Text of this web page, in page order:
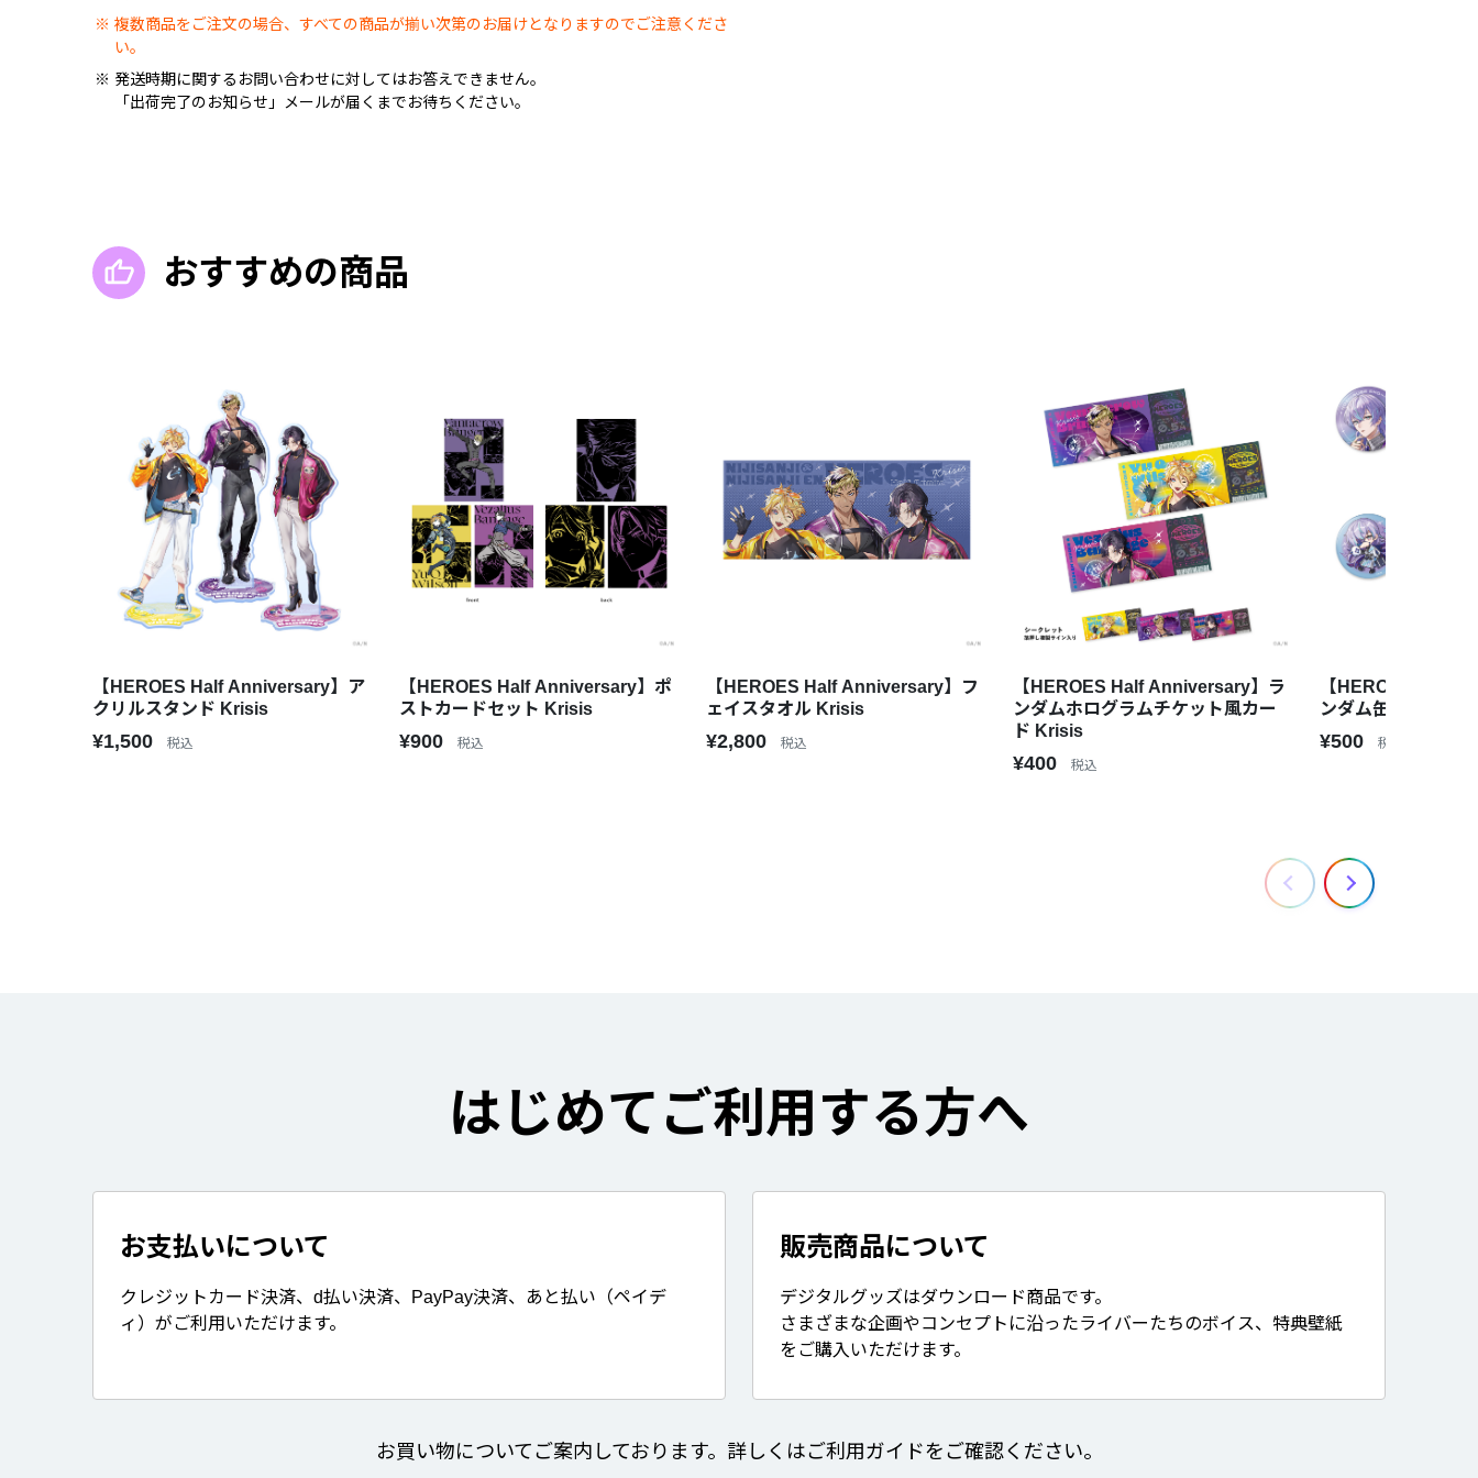
複数商品をご注文の場合、すべての商品が揃い次第のお届けとなりますのでご注意くださ
い。
発送時期に関するお問い合わせに対してはお答えできません。
「出荷完了のお知らせ」メールが届くまでお待ちください。
おすすめの商品
【HEROES Half Anniversary】ア
クリルスタンド Krisis
¥1,500 税込
【HEROES Half Anniversary】ポ
ストカードセット Krisis
¥900 税込
【HEROES Half Anniversary】フ
ェイスタオル Krisis
¥2,800 税込
【HEROES Half Anniversary】ラ
ンダムホログラムチケット風カー
ド Krisis
¥400 税込
【HEROES Half
ンダム缶バッジ
¥500 税込
はじめてご利用する方へ
お支払いについて
クレジットカード決済、d払い決済、PayPay決済、あと払い（ペイデ
ィ）がご利用いただけます。
販売商品について
デジタルグッズはダウンロード商品です。
さまざまな企画やコンセプトに沿ったライバーたちのボイス、特典壁紙
をご購入いただけます。
お買い物についてご案内しております。詳しくはご利用ガイドをご確認ください。